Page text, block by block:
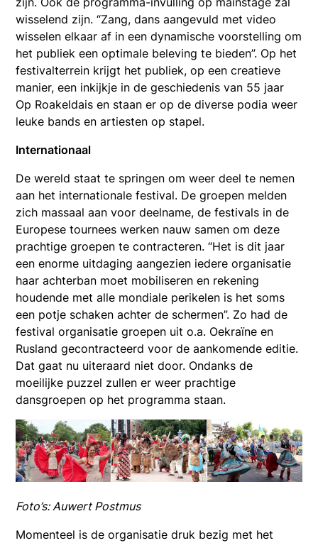
wisselend zijn. “Zang, dans aangevuld met video
wisselen elkaar af in een dynamische voorstelling om
het publiek een optimale beleving te bieden”. Op het
festivalterrein krijgt het publiek, op een creatieve
manier, een inkijkje in de geschiedenis van 55 jaar
Op Roakeldais en staan er op de diverse podia weer
leuke bands en artiesten op stapel.
Internationaal
De wereld staat te springen om weer deel te nemen
aan het internationale festival. De groepen melden
zich massaal aan voor deelname, de festivals in de
Europese tournees werken nauw samen om deze
prachtige groepen te contracteren. “Het is dit jaar
een enorme uitdaging aangezien iedere organisatie
haar achterban moet mobiliseren en rekening
houdende met alle mondiale perikelen is het soms
een potje schaken achter de schermen”. Zo had de
festival organisatie groepen uit o.a. Oekraïne en
Rusland gecontracteerd voor de aankomende editie.
Dat gaat nu uiteraard niet door. Ondanks de
moeilijke puzzel zullen er weer prachtige
dansgroepen op het programma staan.
Foto’s: Auwert Postmus
Momenteel is de organisatie druk bezig met het